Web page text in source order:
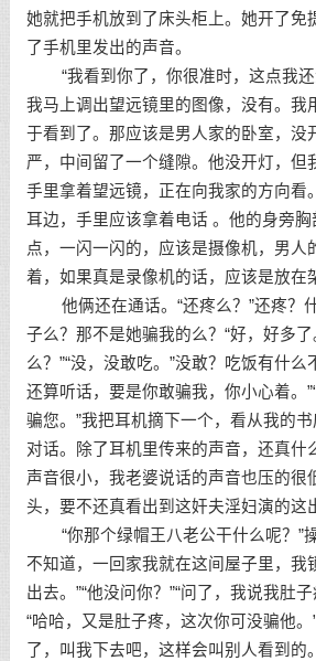
她就把手机放到了床头柜上。她开了免
了手机里发出的声音。
“我看到你了，你很准时，这点我还
我马上调出望远镜里的图像，没有。我
于看到了。那应该是男人家的卧室，没
严，中间留了一个缝隙。他没开灯，但
手里拿着望远镜，正在向我家的方向看
耳边，手里应该拿着电话 。他的身旁
点，一闪一闪的，应该是摄像机，男人
着，如果真是录像机的话，应该是放在
他俩还在通话。“还疼么？”还疼？
子么？那不是她骗我的么？“好，好多了
么？”“没，没敢吃。”没敢？吃饭有什么
还算听话，要是你敢骗我，你小心着。
骗您。”我把耳机摘下一个，看从我的
对话。除了耳机里传来的声音，还真什
声音很小，我老婆说话的声音也压的很
头，要不还真看出到这奸夫淫妇演的这
“你那个绿帽王八老公干什么呢？”操
不知道，一回家我就在这间屋子里，我
出去。”“他没问你？”“问了，我说我肚
“哈哈，又是肚子疼，这次你可没骗他。
了，叫我下去吧，这样会叫别人看到的